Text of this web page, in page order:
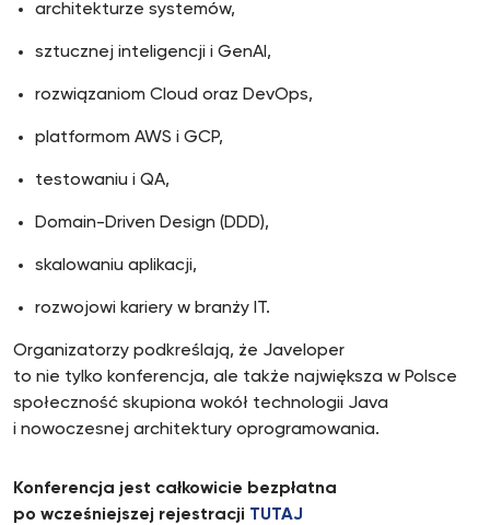
architekturze systemów,
sztucznej inteligencji i GenAI,
rozwiązaniom Cloud oraz DevOps,
platformom AWS i GCP,
testowaniu i QA,
Domain-Driven Design (DDD),
skalowaniu aplikacji,
rozwojowi kariery w branży IT.
Organizatorzy podkreślają, że Javeloper
to nie tylko konferencja, ale także największa w Polsce
społeczność skupiona wokół technologii Java
i nowoczesnej architektury oprogramowania.
Konferencja jest całkowicie bezpłatna
po wcześniejszej rejestracji TUTAJ